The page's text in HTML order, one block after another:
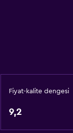
Oda servisi
Anahtar erişimi
Fiyat-kalite dengesi
9,2